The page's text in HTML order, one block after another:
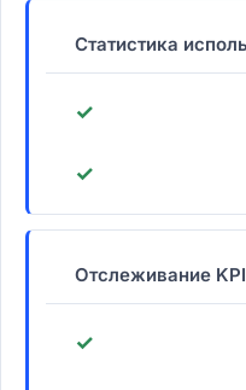
Статистика
✓
✓
Отслеживание KPI
✓